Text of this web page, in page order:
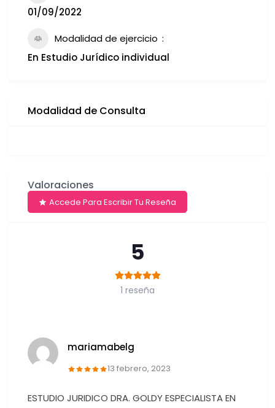
01/09/2022
Modalidad de ejercicio
En Estudio Jurídico individual
Modalidad de Consulta
Valoraciones
Accede Para Escribir Tu Reseña
5
1 reseña
mariamabelg
13 febrero, 2023
ESTUDIO JURIDICO DRA. GOLDY ESPECIALISTA EN